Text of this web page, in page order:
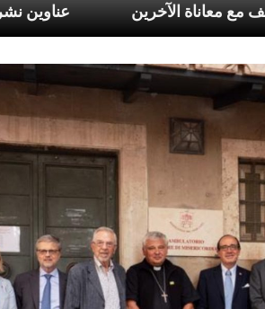
يبدأ بالتعاطف مع معاناة الآخرين